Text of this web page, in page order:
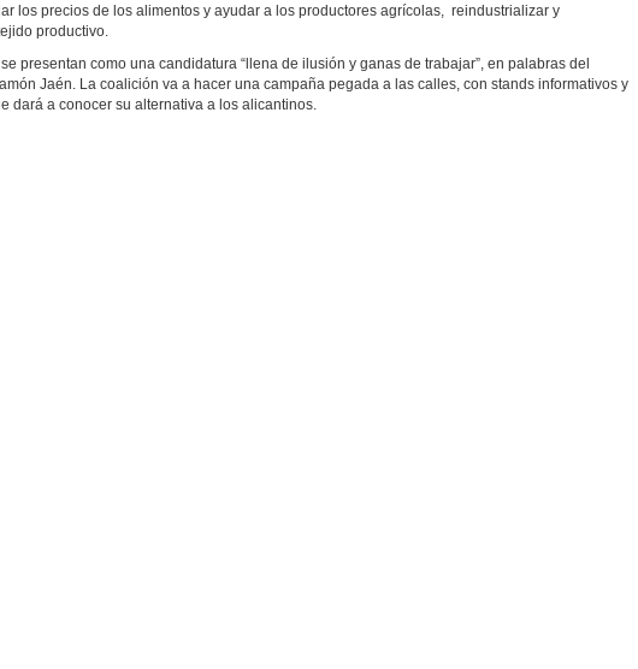
los precios de los alimentos y ayudar a los productores agrícolas, reindustrializar y
productivo.
presentan como una candidatura “llena de ilusión y ganas de trabajar”, en palabras del
Jaén. La coalición va a hacer una campaña pegada a las calles, con stands informativos y
dará a conocer su alternativa a los alicantinos.